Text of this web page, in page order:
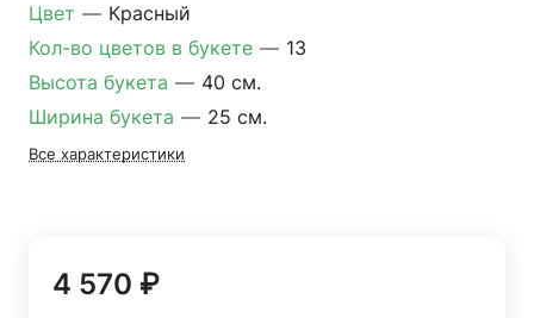
Цвет — Красный
Кол-во цветов в букете — 13
Высота букета — 40 см.
Ширина букета — 25 см.
Все характеристики
4 570 ₽